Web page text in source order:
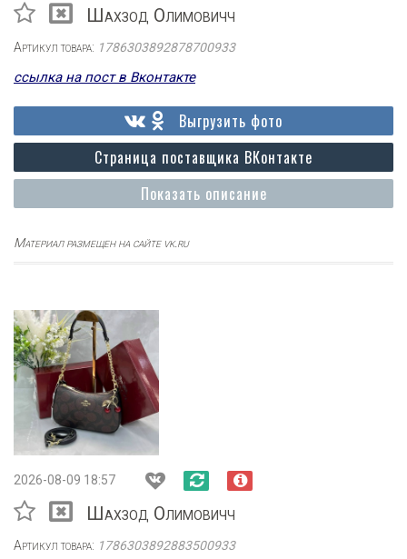
Шахзод Олимовичч
Артикул товара: 1786303892878700933
ссылка на пост в Вконтакте
Показать описание
Страница поставщика ВКонтакте
Выгрузить фото
Материал размещен на сайте vk.ru
2026-08-09 18:57
Шахзод Олимовичч
Артикул товара: 1786303892883500933